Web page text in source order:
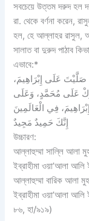
সবচেয়ে উত্তম দরুদ হল
রা. থেকে বর্ণনা করেন,
হল, হে আল্লাহর রাসুল,
সালাত বা দুরুদ পাঠাব
এভাবে:*
عَلَى إِبْرَاهِيمَ،
عَلَى مُحَمَّدٍ، وَعَلَى
فِي الْعَالَمِينَ
إِنَّكَ حَمِيدٌ مَجِيدٌ
উচ্চারণ:
আল্লাহুম্মা সাল্লি আলা
ইব্রাহীমা ওয়া’আলা আলি
আল্লাহুম্মা বারিক আলা
ইব্রাহীমা ওয়া’আলা আলি
৮৬, হা/৯১৯)